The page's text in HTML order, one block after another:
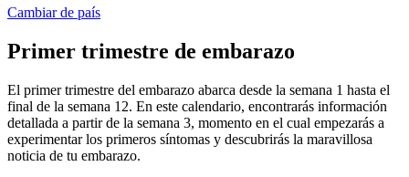
Cambiar de país
Primer trimestre de embarazo
El primer trimestre del embarazo abarca desde la semana 1 hasta el
final de la semana 12. En este calendario, encontrarás información
detallada a partir de la semana 3, momento en el cual empezarás a
experimentar los primeros síntomas y descubrirás la maravillosa
noticia de tu embarazo.